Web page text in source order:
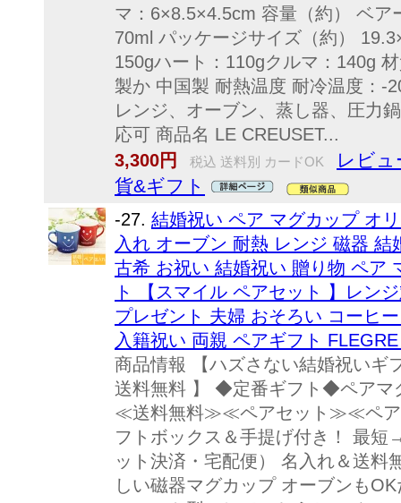
マ：6×8.5×4.5cm 容量（約） ベア
70ml パッケージサイズ（約）
150gハート：110gクルマ：140g
製か 中国製 耐熱温度 耐冷温度：-
レンジ、オーブン、蒸し器、圧力
応可 商品名 LE CREUSET...
3,300円
税込 送料別 カードOK
レビュ
貨&ギフト
-27. 結婚祝い ペア マグカップ オ
入れ オーブン 耐熱 レンジ 磁器
古希 お祝い 結婚祝い 贈り物 ペア
ト 【スマイル ペアセット 】レン
プレゼント 夫婦 おそろい コーヒ
入籍祝い 両親 ペアギフト
商品情報 【ハズさない結婚祝いギ
送料無料 】 ◆定番ギフト◆ペアマ
≪送料無料≫≪ペアセット≫≪ペア
フトボックス＆手提げ付き！ 最
ット決済・宅配便） 名入れ＆送料
しい磁器マグカップ オーブンも